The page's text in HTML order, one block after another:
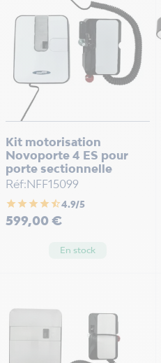
Kit motorisation
Novoporte 4 ES pour
porte sectionnelle
Réf:NFF15099
star star star star star_half4.9/5
Prix
599,00 €
En stock